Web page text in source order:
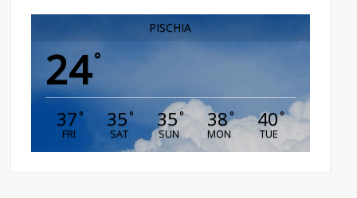
PISCHIA
24°
37°
FRI
35°
SAT
35°
SUN
38°
MON
40°
TUE